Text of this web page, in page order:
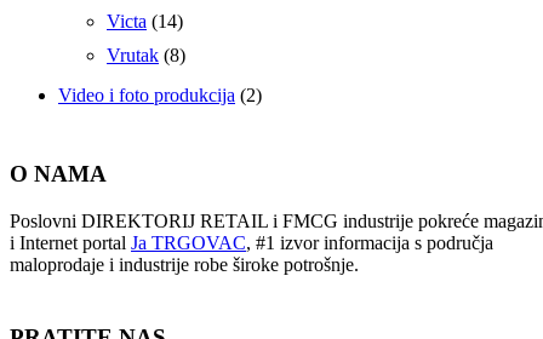
Victa (14)
Vrutak (8)
Video i foto produkcija (2)
O NAMA
Poslovni DIREKTORIJ RETAIL i FMCG industrije pokreće
i Internet portal Ja TRGOVAC, #1 izvor informacija s područja
maloprodaje i industrije robe široke potrošnje.